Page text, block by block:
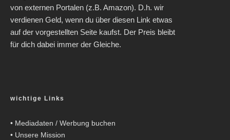
von externen Portalen (z.B. Amazon). D.h. wir
verdienen Geld, wenn du über diesen Link etwas
auf der vorgestellten Seite kaufst. Der Preis bleibt
für dich dabei immer der Gleiche.
wichtige Links
• Mediadaten / Werbung buchen
• Unsere Mission